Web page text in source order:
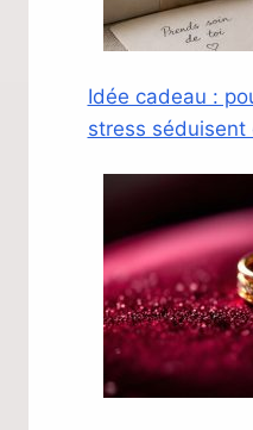
Idée cadeau :
stress séduisent